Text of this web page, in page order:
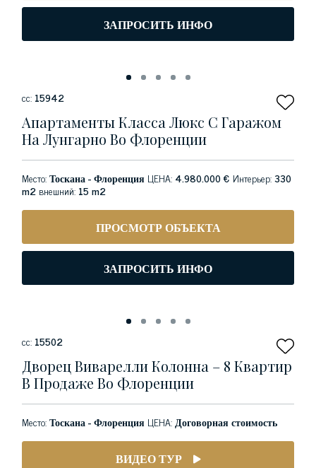
ЗАПРОСИТЬ ИНФО
сс: 15942
Апартаменты Класса Люкс С Гаражом
На Лунгарно Во Флоренции
Место:Тоскана - Флоренция ЦЕНА: 4.980.000 € Интерьер:330
m2 внешний: 15 m2
ПРОСМОТР ОБЪЕКТА
ЗАПРОСИТЬ ИНФО
сс: 15502
Дворец Виварелли Колонна – 8 Квартир
В Продаже Во Флоренции
Место:Тоскана - Флоренция ЦЕНА:Договорная стоимость
ВИДЕО ТУР